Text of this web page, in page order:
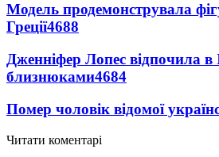
Модель продемонструвала
Греції4688
Дженніфер Лопес відпочила в
близнюками4684
Помер чоловік відомої
Читати коментарі